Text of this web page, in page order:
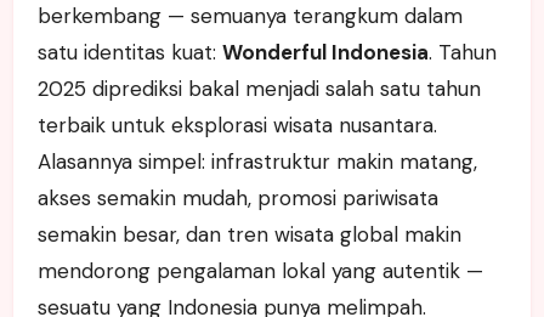
berkembang — semuanya terangkum dalam
satu identitas kuat: Wonderful Indonesia. Tahun
2025 diprediksi bakal menjadi salah satu tahun
terbaik untuk eksplorasi wisata nusantara.
Alasannya simpel: infrastruktur makin matang,
akses semakin mudah, promosi pariwisata
semakin besar, dan tren wisata global makin
mendorong pengalaman lokal yang autentik —
sesuatu yang Indonesia punya melimpah.